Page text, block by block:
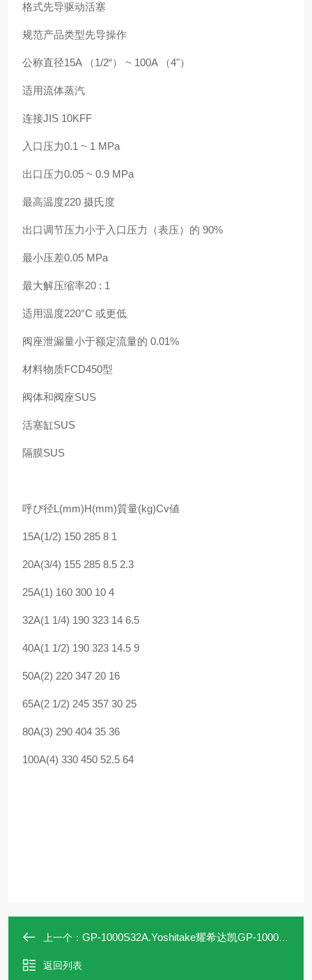
格式先导驱动活塞
规范产品类型先导操作
公称直径15A （1/2“） ~ 100A （4"）
适用流体蒸汽
连接JIS 10KFF
入口压力0.1 ~ 1 MPa
出口压力0.05 ~ 0.9 MPa
最高温度220 摄氏度
出口调节压力小于入口压力（表压）的 90%
最小压差0.05 MPa
最大解压缩率20 : 1
适用温度220°C 或更低
阀座泄漏量小于额定流量的 0.01%
材料物质FCD450型
阀体和阀座SUS
活塞缸SUS
隔膜SUS
呼び径L(mm)H(mm)質量(kg)Cv値
15A(1/2) 150 285 8 1
20A(3/4) 155 285 8.5 2.3
25A(1) 160 300 10 4
32A(1 1/4) 190 323 14 6.5
40A(1 1/2) 190 323 14.5 9
50A(2) 220 347 20 16
65A(2 1/2) 245 357 30 25
80A(3) 290 404 35 36
100A(4) 330 450 52.5 64
上一个： GP-1000S32A.Yoshitake耀希达凯GP-1000S32A蒸汽用减压阀
返回列表